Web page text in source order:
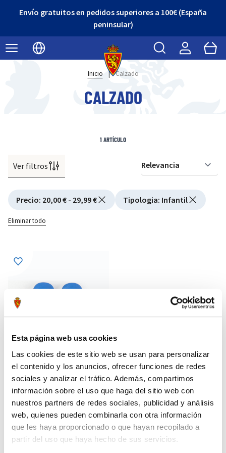
Esta página web usa cookies
Las cookies de este sitio web se usan para personalizar
el contenido y los anuncios, ofrecer funciones de redes
sociales y analizar el tráfico. Además, compartimos
información sobre el uso que haga del sitio web con
nuestros partners de redes sociales, publicidad y análisis
web, quienes pueden combinarla con otra información
que les haya proporcionado o que hayan recopilado a
partir del uso que haya hecho de sus servicios.
Envío gratuitos en pedidos superiores a 100€ (España
peninsular)
Seleccionar idioma
Buscar Cart
Inicio | Calzado
CALZADO
Ver filtros
Active filtering
Precio: 20,00 € - 29,99 € Tipologia: Infantil
Eliminar todo
1ARTÍCULO
24,95 €